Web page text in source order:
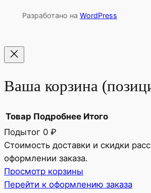
Разработано на WordPress
Ваша корзина
Товары
в
корзине
Товар Подробнее Итого
Подытог 0 ₽
Стоимость доставки и скидки
оформлении заказа.
Просмотр корзины
Перейти к оформлению заказа